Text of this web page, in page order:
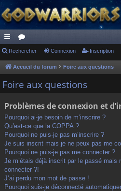
ac
co
ur
s
or
u
Rechercher Connexion Inscription
Accueil du forum Foire aux questions
Foire aux questions
Problèmes de connexion et
Pourquoi ai-je besoin de m’inscrire ?
Qu’est-ce que la COPPA ?
Pourquoi ne puis-je pas m’inscrire ?
Je suis inscrit mais je ne peux pas me
Pourquoi ne puis-je pas me connecter ?
Je m’étais déjà inscrit par le passé mais
connecter ?!
J’ai perdu mon mot de passe !
Pourquoi suis-je déconnecté